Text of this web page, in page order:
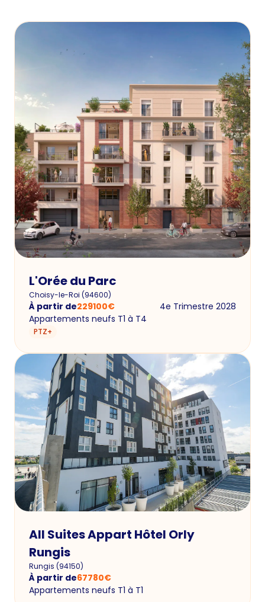
L'Orée du Parc
Choisy-le-Roi (94600)
À partir de229100€
4e Trimestre 2028
Appartements neufs T1 à T4
PTZ+
All Suites Appart Hôtel Orly
Rungis
Rungis (94150)
À partir de67780€
Appartements neufs T1 à T1